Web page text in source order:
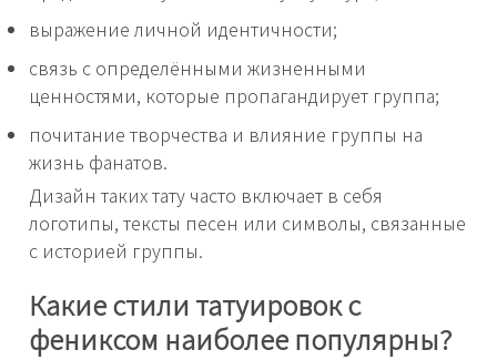
выражение личной идентичности;
связь с определёнными жизненными
ценностями, которые пропагандирует группа;
почитание творчества и влияние группы на
жизнь фанатов.
Дизайн таких тату часто включает в себя
логотипы, тексты песен или символы, связанные
с историей группы.
Какие стили татуировок с
фениксом наиболее популярны?